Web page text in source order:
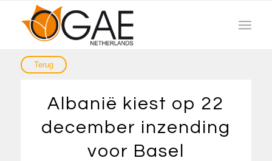
Albanië kiest op 22
december inzending
voor Basel